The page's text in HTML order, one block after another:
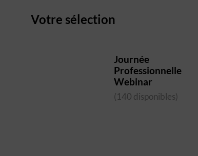
Votre sélection
Journée
Professionnelle
Webinar
(140 disponibles)